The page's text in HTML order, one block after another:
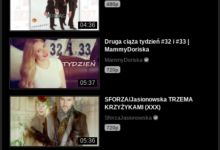
04:36
480p
05:37
Druga ciąża tydzień #32 i #33 |
MammyDoriska
MammyDoriska
720p
05:36
SFORZA/Jasionowska TRZEMA
KRZYŻYKAMI (XXX)
SforzaJasionowska
720p